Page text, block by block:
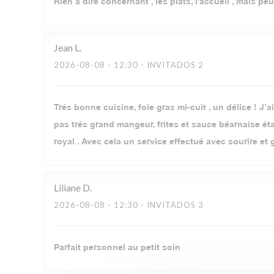
Jean L
2026-08-08 - 12:30 - INVITADOS 2
Trés bonne cuisine, foie gras mi-cuit , un délice !
pas trés grand mangeur, frites et sauce béarnaise
royal . Avec cela un service effectué avec sourire
Liliane D
2026-08-08 - 12:30 - INVITADOS 3
Parfait personnel au petit soin